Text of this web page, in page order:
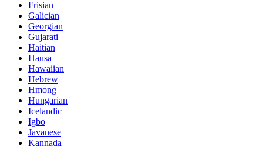
Frisian
Galician
Georgian
Gujarati
Haitian
Hausa
Hawaiian
Hebrew
Hmong
Hungarian
Icelandic
Igbo
Javanese
Kannada